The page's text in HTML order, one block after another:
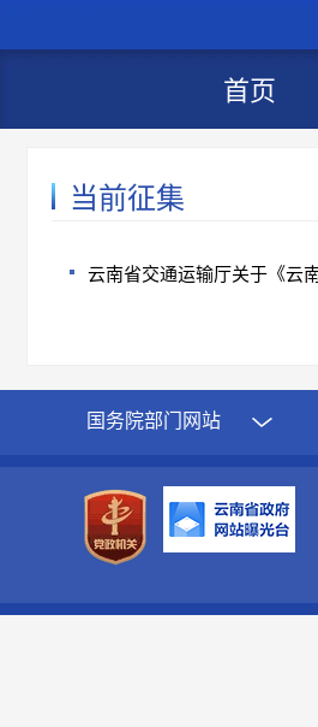
首页
当前征集
云南省交通运输厅关于《云
国务院部门网站